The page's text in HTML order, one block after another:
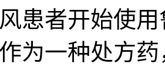
患者开始使
为一种处方